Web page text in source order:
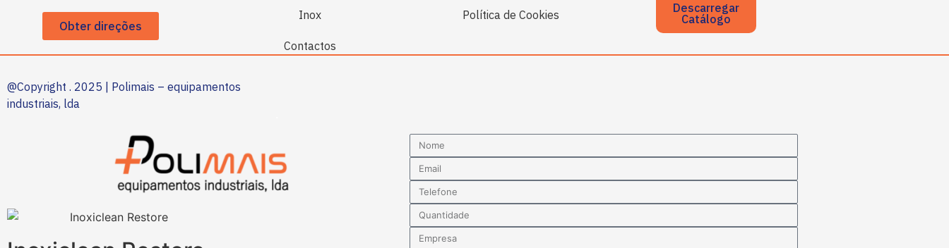
Obter direções
Inox
Contactos
Política de Cookies
Descarregar
Catálogo
@Copyright . 2025 | Polimais – equipamentos
industriais, lda